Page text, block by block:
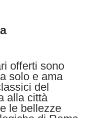
offerti sono
solo e ama
del
alla città
le bellezze